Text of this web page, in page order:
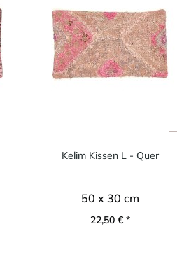
Kelim Kissen L - Quer
50 x 30 cm
22,50 € *